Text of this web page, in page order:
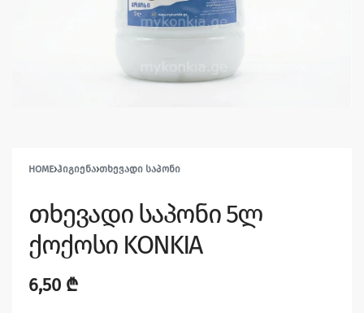
HOME›ᲰᲘᲒᲘᲔᲜᲐ›ᲗᲮᲔᲕᲐᲓᲘ ᲡᲐᲞᲝᲜᲘ
თხევადი საპონი 5ლ
ქოქოსი KONKIA
6,50 ₾